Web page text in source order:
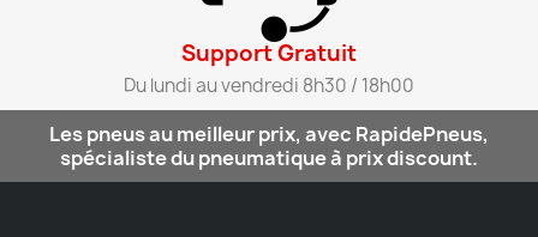
Support Gratuit​
Du lundi au vendredi 8h30 / 18h00​
Les pneus au meilleur prix, avec RapidePneus,
spécialiste du pneumatique à prix discount.